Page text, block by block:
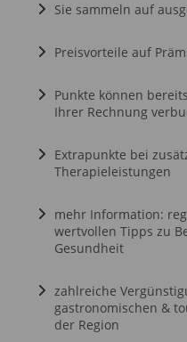
Sie sammeln auf
Preisvorteile auf
Punkte können
Ihrer Rechnung
Extrapunkte bei
Therapieleistungen
mehr Information:
wertvollen Tipps zu
Gesundheit
zahlreiche
gastronomischen &
der Region